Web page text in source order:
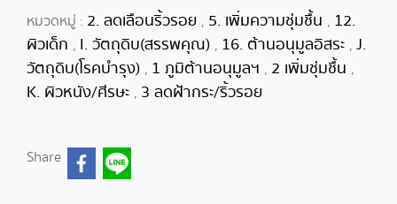
หมวดหมู่ : 2. ลดเลือนริ้วรอย , 5. เพิ่มความชุ่มชื้น , 12.
ผิวเด็ก , I. วัตถุดิบ(สรรพคุณ) , 16. ต้านอนุมูลอิสระ , J.
วัตถุดิบ(โรคบำรุง) , 1 ภูมิต้านอนุมูลฯ , 2 เพิ่มชุ่มชื้น ,
K. ผิวหนัง/ศีรษะ , 3 ลดฝ้ากระ/ริ้วรอย
Share